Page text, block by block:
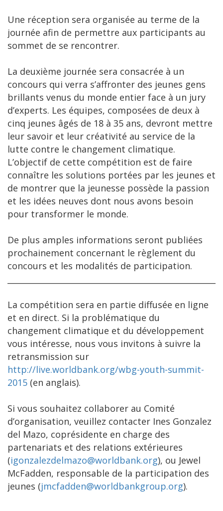
Une réception sera organisée au terme de la
journée afin de permettre aux participants au
sommet de se rencontrer.
La deuxième journée sera consacrée à un
concours qui verra s’affronter des jeunes gens
brillants venus du monde entier face à un jury
d’experts. Les équipes, composées de deux à
cinq jeunes âgés de 18 à 35 ans, devront mettre
leur savoir et leur créativité au service de la
lutte contre le changement climatique.
L’objectif de cette compétition est de faire
connaître les solutions portées par les jeunes et
de montrer que la jeunesse possède la passion
et les idées neuves dont nous avons besoin
pour transformer le monde.
De plus amples informations seront publiées
prochainement concernant le règlement du
concours et les modalités de participation.
La compétition sera en partie diffusée en ligne
et en direct. Si la problématique du
changement climatique et du développement
vous intéresse, nous vous invitons à suivre la
retransmission sur
http://live.worldbank.org/wbg-youth-summit-
2015 (en anglais).
Si vous souhaitez collaborer au Comité
d’organisation, veuillez contacter Ines Gonzalez
del Mazo, coprésidente en charge des
partenariats et des relations extérieures
(igonzalezdelmazo@worldbank.org), ou Jewel
McFadden, responsable de la participation des
jeunes (jmcfadden@worldbankgroup.org).